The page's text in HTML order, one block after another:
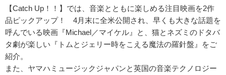
【Catch Up！！】では、音楽とともに楽しめる注目映画を2作
品ピックアップ！ 4月末に全米公開され、早くも大きな話題を
呼んでいる映画『Michael／マイケル』と、猫とネズミのドタバ
タ劇が楽しい『トムとジェリー時をこえる魔法の羅針盤』をご
紹介。
また、ヤマハミュージックジャパンと英国の音楽テクノロジー